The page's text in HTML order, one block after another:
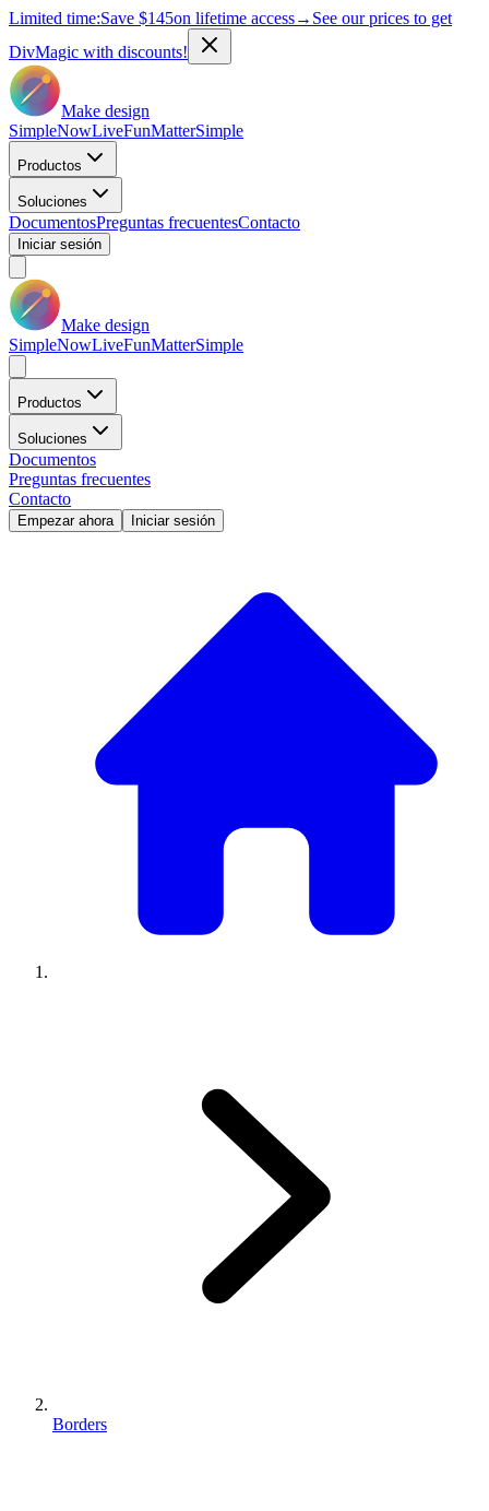
Limited time:Save $145on lifetime access→ See our prices to get
DivMagic with discounts!
Make design
SimpleNowLiveFunMatterSimple
Productos
Soluciones
DocumentosPreguntas frecuentesContacto
Iniciar sesión
Make design
SimpleNowLiveFunMatterSimple
Productos
Soluciones
Documentos
Preguntas frecuentes
Contacto
Empezar ahora Iniciar sesión
Borders